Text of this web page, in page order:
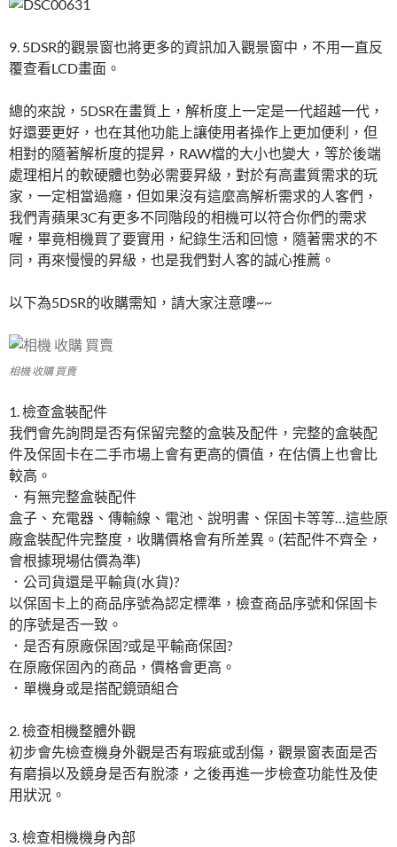
9. 5DSR的觀景窗也將更多的資訊加入觀景窗中，不用一直反
覆查看LCD畫面。
總的來說，5DSR在畫質上，解析度上一定是一代超越一代，
好還要更好，也在其他功能上讓使用者操作上更加便利，但
相對的隨著解析度的提昇，RAW檔的大小也變大，等於後端
處理相片的軟硬體也勢必需要昇級，對於有高畫質需求的玩
家，一定相當過癮，但如果沒有這麼高解析需求的人客們，
我們青蘋果3C有更多不同階段的相機可以符合你們的需求
喔，畢竟相機買了要實用，紀錄生活和回憶，隨著需求的不
同，再來慢慢的昇級，也是我們對人客的誠心推薦。
以下為5DSR的收購需知，請大家注意嘍~~
相機 收購 買賣
1. 檢查盒裝配件
我們會先詢問是否有保留完整的盒裝及配件，完整的盒裝配
件及保固卡在二手市場上會有更高的價值，在估價上也會比
較高。
．有無完整盒裝配件
盒子、充電器、傳輸線、電池、說明書、保固卡等等…這些原
廠盒裝配件完整度，收購價格會有所差異。(若配件不齊全，
會根據現場估價為準)
．公司貨還是平輸貨(水貨)?
以保固卡上的商品序號為認定標準，檢查商品序號和保固卡
的序號是否一致。
．是否有原廠保固?或是平輸商保固?
在原廠保固內的商品，價格會更高。
．單機身或是搭配鏡頭組合
2. 檢查相機整體外觀
初步會先檢查機身外觀是否有瑕疵或刮傷，觀景窗表面是否
有磨損以及鏡身是否有脫漆，之後再進一步檢查功能性及使
用狀況。
3. 檢查相機機身內部